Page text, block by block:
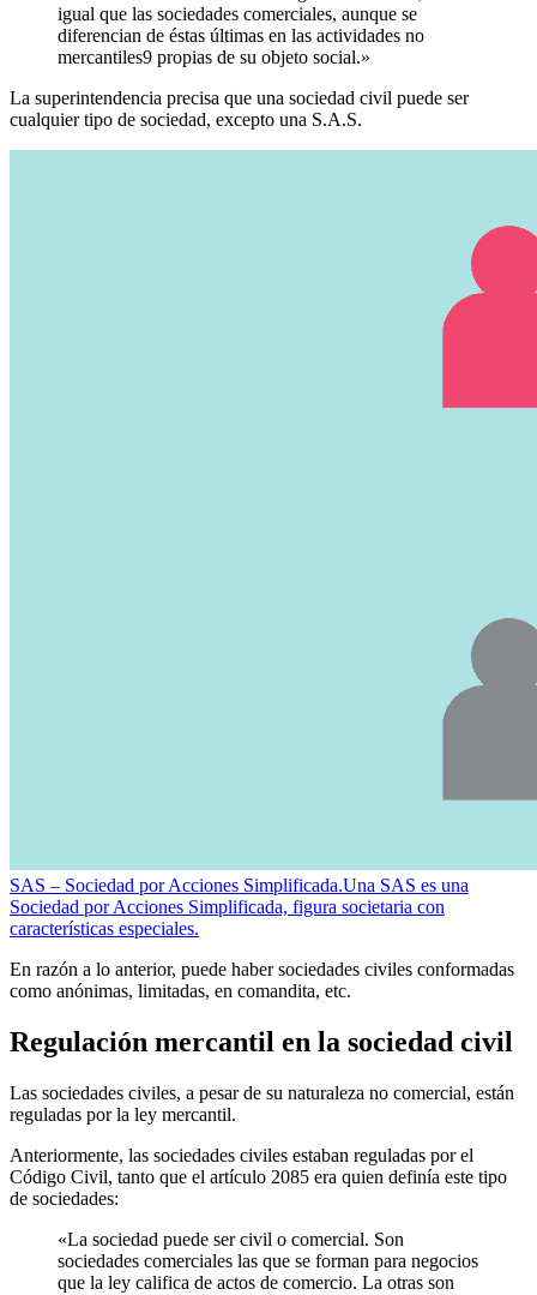
igual que las sociedades comerciales, aunque se
diferencian de éstas últimas en las actividades no
mercantiles9 propias de su objeto social.»
La superintendencia precisa que una sociedad civil puede ser
cualquier tipo de sociedad, excepto una S.A.S.
SAS – Sociedad por Acciones Simplificada.Una SAS es una
Sociedad por Acciones Simplificada, figura societaria con
características especiales.
En razón a lo anterior, puede haber sociedades civiles conformadas
como anónimas, limitadas, en comandita, etc.
Regulación mercantil en la sociedad civil
Las sociedades civiles, a pesar de su naturaleza no comercial, están
reguladas por la ley mercantil.
Anteriormente, las sociedades civiles estaban reguladas por el
Código Civil, tanto que el artículo 2085 era quien definía este tipo
de sociedades:
«La sociedad puede ser civil o comercial. Son
sociedades comerciales las que se forman para negocios
que la ley califica de actos de comercio. La otras son